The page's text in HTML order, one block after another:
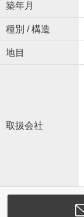
築年月
種別 / 構造
地目
取扱会社